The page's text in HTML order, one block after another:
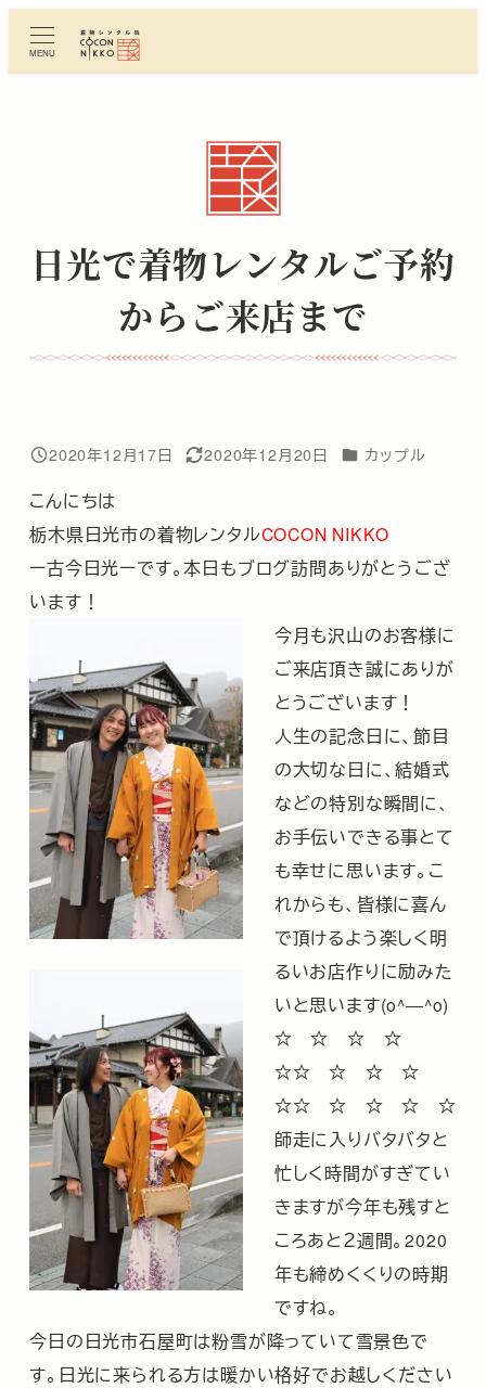
ン
MENU
日光で着物レンタルご予約
からご来店まで
投稿日
2020年12月17日
更新日
2020年12月20日 カテゴリー
カップル
こんにちは
栃木県日光市の着物レンタルCOCON NIKKO
ー古今日光ーです。本日もブログ訪問ありがとうござ
います！
今月も沢山のお客様に
ご来店頂き誠にありが
とうございます！
人生の記念日に、節目
の大切な日に、結婚式
などの特別な瞬間に、
お手伝いできる事とて
も幸せに思います。こ
れからも、皆様に喜ん
で頂けるよう楽しく明
るいお店作りに励みた
いと思います(o^―^o)
☆ ☆ ☆ ☆
☆☆ ☆ ☆ ☆
☆☆ ☆ ☆ ☆ ☆
師走に入りバタバタと
忙しく時間がすぎてい
きますが今年も残すと
ころあと２週間。2020
年も締めくくりの時期
ですね。
今日の日光市石屋町は粉雪が降っていて雪景色で
す。日光に来られる方は暖かい格好でお越しください